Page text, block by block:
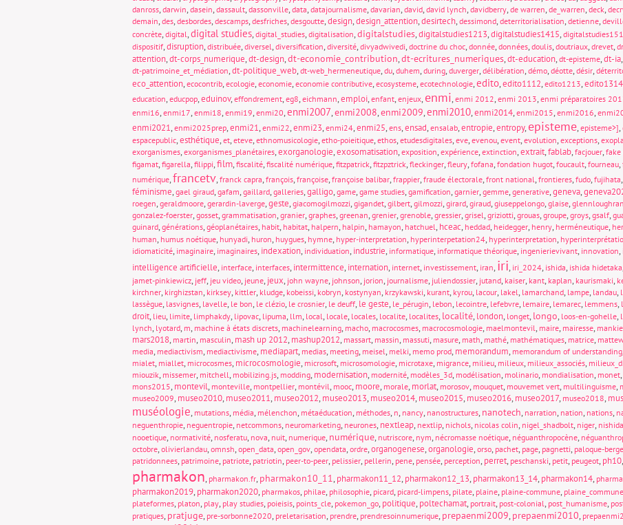
danross, darwin, dasein, dassault, dassonville, data, datajournalisme, davarian, david, david lynch, davidberry, de warren, de_warren, deck,
demain, des, desbordes, descamps, desfriches, desgoutte,design,design_attention,desirtech, dessimond, deterritorialisation, detienne,
concrète, digital,digital studies, digital_studies, digitalisation,digitalstudies,digitalstudies1213,digitalstudies1415,
dispositif,disruption, distribuée, diversel, diversification, diversité, divyadwivedi, doctrine du choc, donnée, données, doulis, doutriaux, drevet,
attention,dt-corps_numerique,dt-design,dt-economie_contribution,dt-ecritures_numeriques,dt-education, dt-episteme,dt-ia,
dt-patrimoine_et_médiation,dt-politique_web, dt-web_hermeneutique, du, duhem, during, duverger, délibération, démo, déotte, désir,
eco_attention, ecocontrib, ecologie, economie, economie contributive, ecosysteme, ecotechnologie,edito,edito1112, edito1213,edito1314
education, educpop,eduinov, effondrement, eg8, eichmann,emploi, enfant, enjeux, enmi, enmi 2012, enmi 2013, enmi préparatoires
enmi16, enmi17, enmi18, enmi19, enmi20,enmi2007,enmi2008,enmi2009,enmi2010,enmi2014, enmi2015, enmi2016,
enmi2021, enmi2025prep,enmi21, enmi22,enmi23, enmi24,enmi25, ens,ensad, ensalab,entropie,entropy, episteme, episteme>],
espacepublic,esthétique, et, eteve, ethnomusicologie, etho-poieitique, ethos, etudesdigitales, eve, evenou, event, evolution, exceptions,
exorganismes, exorganismes_planétaires,exorganologie,exosomatisation, exposition, expérience, extinction,extrait,fablab, facjouer, fake
figamat, figarella, filippi,film, fiscalité, fiscalité numérique, fitzpatrick, fitzpztrick, fleckinger, fleury, fofana, fondation hugot, foucault, fourneau,
numérique,francetv, franck capra, françois, françoise, françoise balibar, frappier, fraude électorale, front national, frontieres, fudo, fujihata,
féminisme, gael giraud, gafam, gaillard, galleries,galligo, game, game studies, gamification, garnier, gemme, generative,geneva,
roegen, geraldmoore, gerardin-laverge,geste, giacomogilmozzi, gigandet, gilbert, gilmozzi, girard, giraud, giuseppelongo, glaise, glennloughran
gonzalez-foerster, gosset, grammatisation, granier, graphes, greenan, grenier, grenoble, gressier, grisel, griziotti, grouas, groupe, groys, gsalf,
guinard, générations, géoplanétaires, habit, habitat, halpern, halpin, hamayon, hatchuel, hceac, heddad, heidegger, henry, herméneutique,
human, humus noétique, hunyadi, huron, huygues, hymne, hyper-interpretation, hyperinterpetation24, hyperinterpretation,
idiomaticité, imaginaire, imaginaires, indexation, individuation, industrie, informatique, informatique théorique, ingenierievivant, innovation,
intelligence artificielle, interface, interfaces, intermittence, internation, internet, investissement, iran, iri, iri_2024, ishida, ishida hidetaka,
jamet-pinkiewicz, jeff, jeu video, jeune, jeux, john wayne, johnson, jorion, journalisme, juliendossier, jutand, kaiser, kant, kaplan, kaurismaki,
kirchner, kirghizstan, kirksey, kittler, kludge, kobeissi, kobryn, kostynyan, krzykawski, kurant, kyrou, lacour, lakel, lamarchand, lampe, landau,
lassègue, lasvignes, lavelle, le bon, le clézio, le crosnier, le deuff, le geste, le_pérugin, lebon, lecointre, lefebvre, lemaire, lemarec, lemmens,
droit, lieu, limite, limphakdy, lipovac, lipuma, llm, local, locale, locales, localite, localites, localité, london, longet, longo, loos-en-gohelle,
lynch, lyotard, m, machine à états discrets, machinelearning, macho, macrocosmes, macrocosmologie, maelmontevil, maire, mairesse,
mars2018, martin, masculin, mash up 2012, mashup2012, massart, massin, massuti, masure, math, mathé, mathématiques, matrice,
media, mediactivism, mediactivisme, mediapart, medias, meeting, meisel, melki, memo prod, memorandum, memorandum of understanding,
mialet, miallet, microcosmes, microcosmologie, microsoft, microsomologie, microtaxe, migrance, milieu, milieux, milieux_associés,
miouzik, missemer, mitchell, mobilizing.js, modding, modernisation, modernité, modèles_3d, modélisation, molinario, mondialisation, monet,
mons2015, montevil, monteville, montpellier, montévil, mooc, moore, morale, morlat, morosov, mouquet, mouvemet vert, multilinguisme,
museo2009, museo2010, museo2011, museo2012, museo2013, museo2014, museo2015, museo2016, museo2017, museo2018,
muséologie, mutations, média, mélenchon, métaéducation, méthodes, n, nancy, nanostructures, nanotech, narration, nation, nations,
neguenthropie, neguentropie, netcommons, neuromarketing, neurones, nextleap, nextlip, nichols, nicolas colin, nigel_shadbolt, niger,
nooetique, normativité, nosferatu, nova, nuit, numerique, numérique, nutriscore, nym, nécromasse noétique, néguanthropocène,
octobre, olivierlandau, omnsh, open_data, open_gov, opendata, ordre,organogenese,organologie, orso, pachet, page, pagnetti, paloque-
patridonnees, patrimoine, patriote, patriotin, peer-to-peer, pelissier, pellerin, pene, pensée, perception, perret, peschanski, petit, peugeot, ph10,
pharmakon, pharmakon.fr, pharmakon10_11, pharmakon11_12, pharmakon12_13, pharmakon13_14, pharmakon14,
pharmakon2019, pharmakon2020, pharmakos, philae, philosophie, picard, picard-limpens, pilate, plaine, plaine-commune, plaine_commune
plateformes, platon, play, play studies, poieisis, points_cle, pokemon_go, politique, poltechamat, portrait, post-colonial, post_humanisme,
pratiques, pratjuge, pre-sorbonne2020, preletarisation, prendre, prendresoinnumerique, prepaenmi2009, prepaenmi2010,